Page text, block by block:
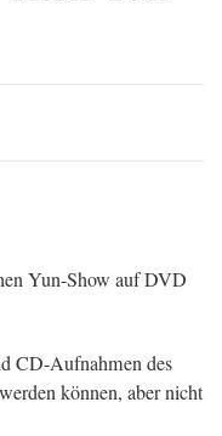
Yun-Show auf DVD
CD-Aufnahmen des
können, aber nicht